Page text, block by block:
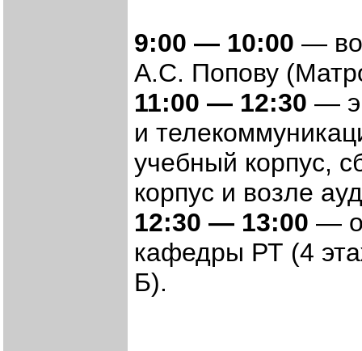
9:00 — 10:00 —
А.С. Попову
11:00 — 12:30 —
и
учебный корпус,
корпус и возле
12:30 — 13:00 —
кафедры РТ (4
Б).